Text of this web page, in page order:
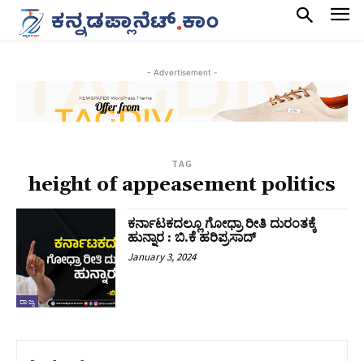
- Advertisement -
TAG
height of appeasement politics
ರಾಜ್ಯ
ಕರ್ನಾಟಕದಲ್ಲೂ ಗೋಧ್ರಾ ರೀತಿ ದುರಂತಕ್ಕೆ
ಹುನ್ನಾರ : ಬಿ.ಕೆ ಹರಿಪ್ರಸಾದ್‌
January 3, 2024